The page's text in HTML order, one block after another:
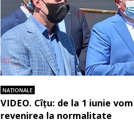
NAŢIONALE
VIDEO. Cîțu: de la 1 iunie
revenirea la normalitate